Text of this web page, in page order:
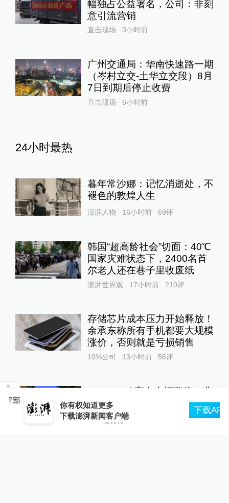
幅独占公益署名，公司：非刻
意引流营销
直击现场 3小时前
广州交通局：华南快速路一期
（岑村立交-土华立交段）8月
7日到期后停止收费
直击现场 6小时前
24小时最热
暮年常沙娜：记忆消逝处，不
褪色的敦煌人生
澎湃人物 16小时前 69评
韩国“超高龄社会”切面：40℃
国家灾难状态下，2400名首
尔老人还在巷子里收废纸
澎湃世界观 17小时前 210评
存储芯片成本压力开始释放！
余承东称所有手机都要大规模
涨价，否则就是亏损销售
10%公司 13小时前 56评
DeepSeek宣布大幅涨价，业
内人士预计V4 Pro正式版即
将发布
你有权知道更多
下载澎湃新闻客户端
下载APP